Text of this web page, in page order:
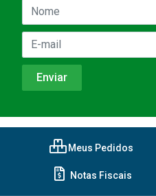
Meus Pedidos
Notas Fiscais